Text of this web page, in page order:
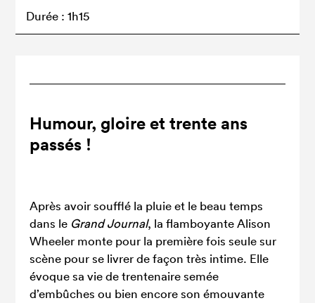
Humour, gloire et trente ans
passés !
Après avoir soufflé la pluie et le beau temps
dans le Grand Journal, la flamboyante Alison
Wheeler monte pour la première fois seule sur
scène pour se livrer de façon très intime. Elle
évoque sa vie de trentenaire semée
d’embûches ou bien encore son émouvante
Durée : 1h15